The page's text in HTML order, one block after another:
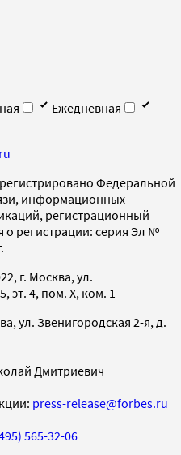
Ежедневная
Федеральной
информационных
регистрационный
о регистрации: серия Эл №
г. Москва, ул.
эт. 4, пом. X, ком. 1
ул. Звенигородская 2-я, д.
Дмитриевич
press-release@forbes.ru
565-32-06